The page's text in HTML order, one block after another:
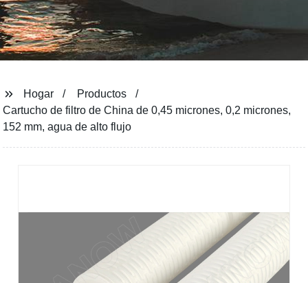
Hogar
Productos
Cartucho de filtro de China de 0,45 micrones, 0,2 micrones,
152 mm, agua de alto flujo